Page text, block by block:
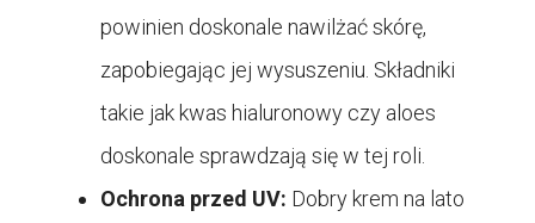
powinien doskonale nawilżać skórę,
zapobiegając jej wysuszeniu. Składniki
takie jak kwas hialuronowy czy aloes
doskonale sprawdzają się w tej roli.
Ochrona przed UV: Dobry krem na lato